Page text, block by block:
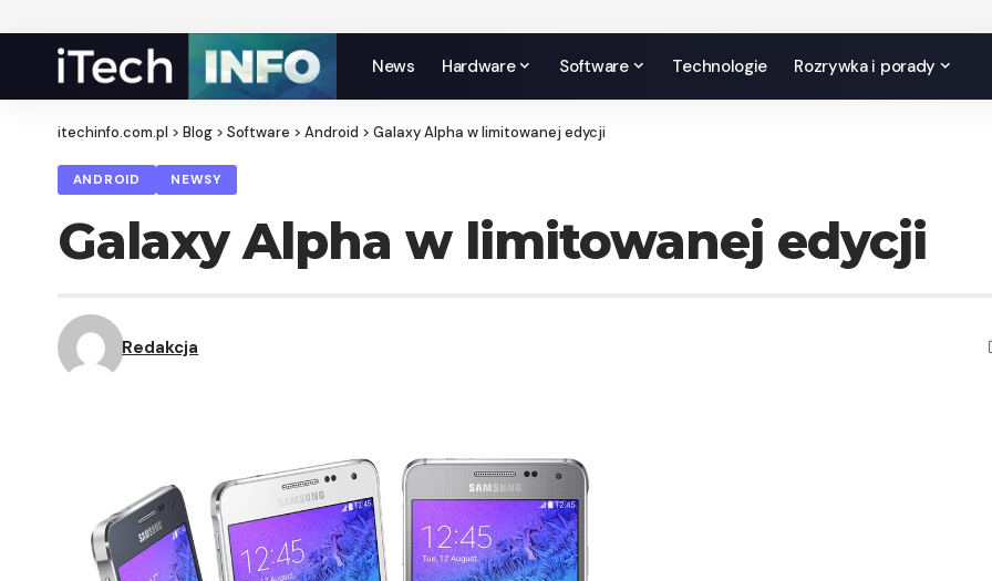
News Hardware Software Technologie Rozrywka i porady
itechinfo.com.pl > Blog > Software > Android > Galaxy Alpha w limitowanej edycji
ANDROID NEWSY
Galaxy Alpha w limitowanej edycji
Redakcja